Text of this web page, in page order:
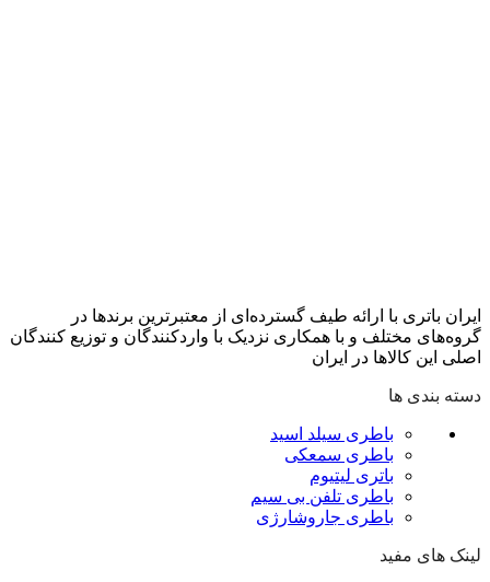
ایران باتری با ارائه طیف گسترده‏‌ای از معتبرترین برندها در
گروه‌‏های مختلف و با همکاری نزدیک با وارد‏کنندگان و توزیع‏ کنندگان
اصلی این کالاها در ایران
دسته بندی ها
باطری سیلد اسید
باطری سمعکی
باتری لیتیوم
باطری تلفن بی سیم
باطری جاروشارژی
لینک های مفید